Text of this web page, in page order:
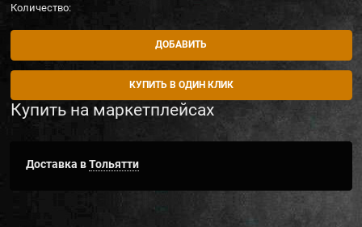
Количество:
ДОБАВИТЬ
КУПИТЬ В ОДИН КЛИК
Купить на маркетплейсах
Доставка вТольятти